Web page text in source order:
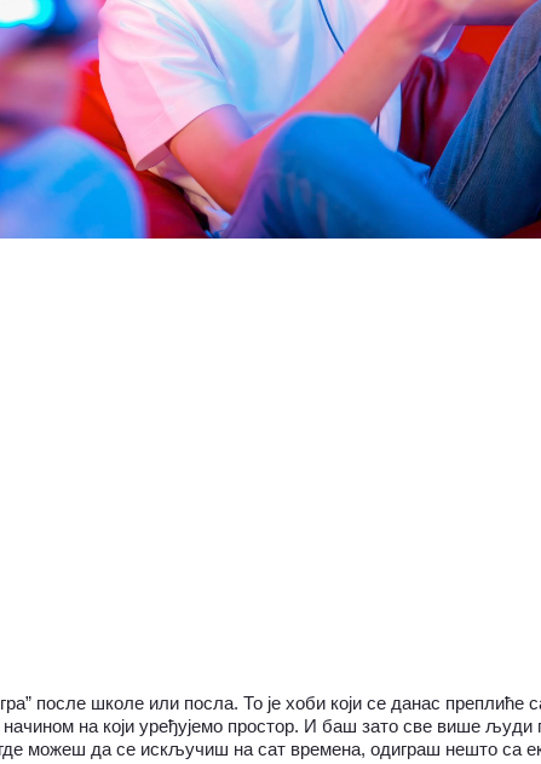
после школе или посла. То је хоби који се данас преплиће
на који уређујемо простор. И баш зато све више људи
где можеш да се искључиш на сат времена, одиграш нешто са